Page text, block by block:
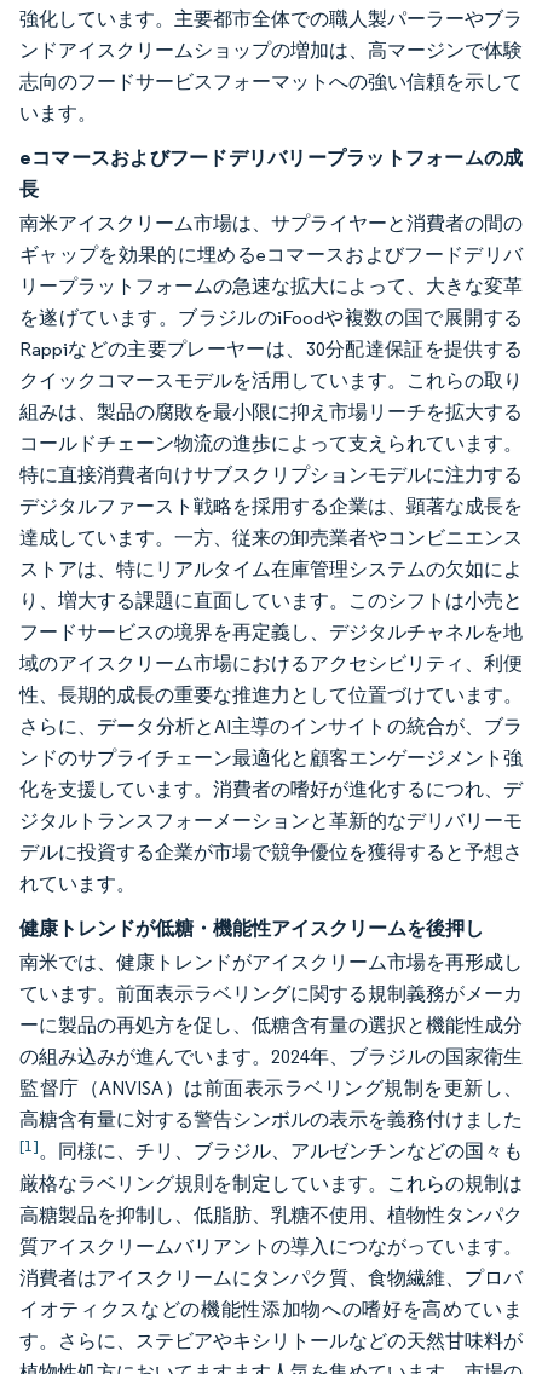
強化しています。主要都市全体での職人製パーラーやブラ
ンドアイスクリームショップの増加は、高マージンで体験
志向のフードサービスフォーマットへの強い信頼を示して
います。
eコマースおよびフードデリバリープラットフォームの成
長
南米アイスクリーム市場は、サプライヤーと消費者の間の
ギャップを効果的に埋めるeコマースおよびフードデリバ
リープラットフォームの急速な拡大によって、大きな変革
を遂げています。ブラジルのiFoodや複数の国で展開する
Rappiなどの主要プレーヤーは、30分配達保証を提供する
クイックコマースモデルを活用しています。これらの取り
組みは、製品の腐敗を最小限に抑え市場リーチを拡大する
コールドチェーン物流の進歩によって支えられています。
特に直接消費者向けサブスクリプションモデルに注力する
デジタルファースト戦略を採用する企業は、顕著な成長を
達成しています。一方、従来の卸売業者やコンビニエンス
ストアは、特にリアルタイム在庫管理システムの欠如によ
り、増大する課題に直面しています。このシフトは小売と
フードサービスの境界を再定義し、デジタルチャネルを地
域のアイスクリーム市場におけるアクセシビリティ、利便
性、長期的成長の重要な推進力として位置づけています。
さらに、データ分析とAI主導のインサイトの統合が、ブラ
ンドのサプライチェーン最適化と顧客エンゲージメント強
化を支援しています。消費者の嗜好が進化するにつれ、デ
ジタルトランスフォーメーションと革新的なデリバリーモ
デルに投資する企業が市場で競争優位を獲得すると予想さ
れています。
健康トレンドが低糖・機能性アイスクリームを後押し
南米では、健康トレンドがアイスクリーム市場を再形成し
ています。前面表示ラベリングに関する規制義務がメーカ
ーに製品の再処方を促し、低糖含有量の選択と機能性成分
の組み込みが進んでいます。2024年、ブラジルの国家衛生
監督庁（ANVISA）は前面表示ラベリング規制を更新し、
高糖含有量に対する警告シンボルの表示を義務付けました
[1]。同様に、チリ、ブラジル、アルゼンチンなどの国々も
厳格なラベリング規則を制定しています。これらの規制は
高糖製品を抑制し、低脂肪、乳糖不使用、植物性タンパク
質アイスクリームバリアントの導入につながっています。
消費者はアイスクリームにタンパク質、食物繊維、プロバ
イオティクスなどの機能性添加物への嗜好を高めていま
す。さらに、ステビアやキシリトールなどの天然甘味料が